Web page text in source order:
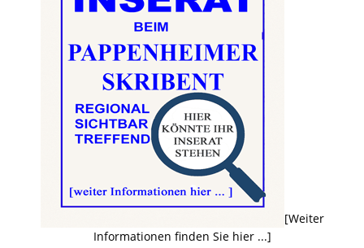
[Weiter
Informationen finden Sie hier ...]